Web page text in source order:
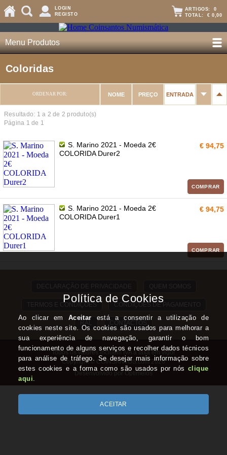
LOGIN
REGISTO
ARTIGOS: 0
TOTAL: € 0,00
Menu Produtos
Coloridas
ORDENAR POR: NOME PREÇO ENTRADA
Resultado: 1 a 2 de 2 produto(s)
Página 1 de 1
S. Marino 2021 - Moeda 2€
COLORIDA Durer2
€ 94,75
COMPRAR
S. Marino 2021 - Moeda 2€
COLORIDA Durer1
€ 94,75
COMPRAR
DECLARAÇÃO DE PRIVACIDADE QUEM SOMOS
TERMOS E CONDIÇÕES CONDIÇÕES DE PAGAMENTO
RAL CONTACTOS
Todos os valores incluem IVA à taxa em vigor
Copyright © COINSANTOS.com 2026
Desenvolvido por Optimeios